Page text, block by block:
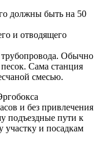
должны быть на 50
и отводящего
Обычно
Сама станция
смесью.
и без привлечения
подъездные пути к
участку и посадкам